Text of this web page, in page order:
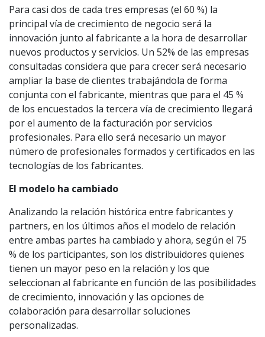
Para casi dos de cada tres empresas (el 60 %) la
principal vía de crecimiento de negocio será la
innovación junto al fabricante a la hora de desarrollar
nuevos productos y servicios. Un 52% de las empresas
consultadas considera que para crecer será necesario
ampliar la base de clientes trabajándola de forma
conjunta con el fabricante, mientras que para el 45 %
de los encuestados la tercera vía de crecimiento llegará
por el aumento de la facturación por servicios
profesionales. Para ello será necesario un mayor
número de profesionales formados y certificados en las
tecnologías de los fabricantes.
El modelo ha cambiado
Analizando la relación histórica entre fabricantes y
partners, en los últimos años el modelo de relación
entre ambas partes ha cambiado y ahora, según el 75
% de los participantes, son los distribuidores quienes
tienen un mayor peso en la relación y los que
seleccionan al fabricante en función de las posibilidades
de crecimiento, innovación y las opciones de
colaboración para desarrollar soluciones
personalizadas.